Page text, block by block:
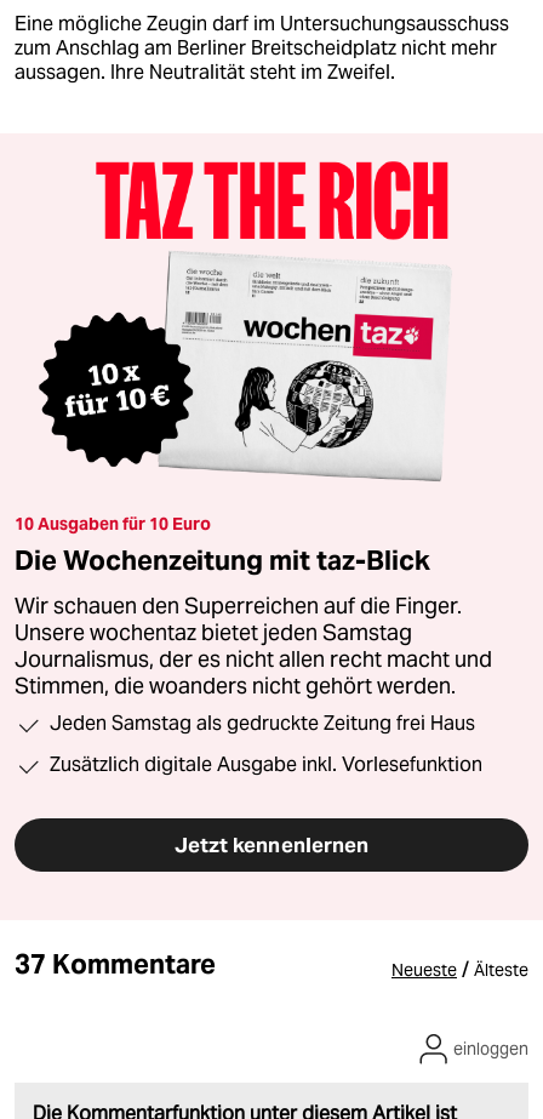
Eine mögliche Zeugin darf im Untersuchungsausschuss
zum Anschlag am Berliner Breitscheidplatz nicht mehr
aussagen. Ihre Neutralität steht im Zweifel.
10 Ausgaben für 10 Euro
Die Wochenzeitung mit taz-Blick
Wir schauen den Superreichen auf die Finger.
Unsere wochentaz bietet jeden Samstag
Journalismus, der es nicht allen recht macht und
Stimmen, die woanders nicht gehört werden.
Jeden Samstag als gedruckte Zeitung frei Haus
Zusätzlich digitale Ausgabe inkl. Vorlesefunktion
Jetzt kennenlernen
37 Kommentare Neueste / Älteste
Die Kommentarfunktion unter diesem Artikel ist
einloggen